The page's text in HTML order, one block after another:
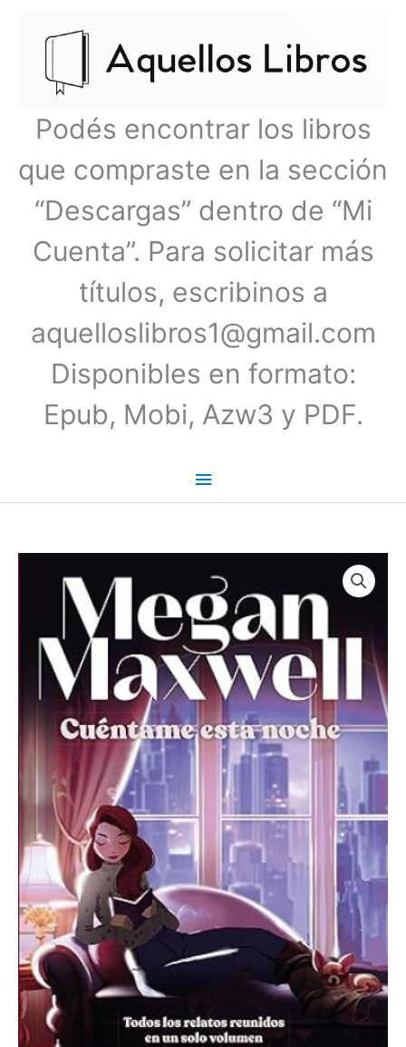
Podés encontrar los libros
que compraste en la sección
“Descargas” dentro de “Mi
Cuenta”. Para solicitar más
títulos, escribinos a
aquelloslibros1@gmail.com
Disponibles en formato:
Epub, Mobi, Azw3 y PDF.
principal
Megan
Maxwell
cantidad